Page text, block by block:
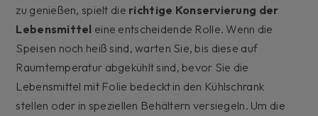
zu genießen, spielt die richtige Konservierung der
Lebensmittel eine entscheidende Rolle. Wenn die
Speisen noch heiß sind, warten Sie, bis diese auf
Raumtemperatur abgekühlt sind, bevor Sie die
Lebensmittel mit Folie bedeckt in den Kühlschrank
stellen oder in speziellen Behältern versiegeln. Um die